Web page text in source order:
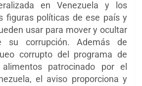
en Venezuela y los
figuras políticas de ese país y
usar para mover y ocultar
su corrupción. Además de
corrupto del programa de
patrocinado por el
el aviso proporciona y